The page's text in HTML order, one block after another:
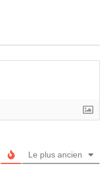
Le plus ancien